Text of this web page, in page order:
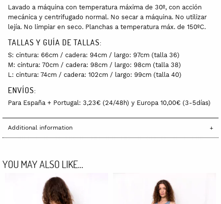
Lavado a máquina con temperatura máxima de 30º, con acción
mecánica y centrifugado normal. No secar a máquina. No utilizar
lejía. No limpiar en seco. Planchas a temperatura máx. de 150ºC.
TALLAS Y GUÍA DE TALLAS:
S: cintura: 66cm / cadera: 94cm / largo: 97cm (talla 36)
M: cintura: 70cm / cadera: 98cm / largo: 98cm (talla 38)
L: cintura: 74cm / cadera: 102cm / largo: 99cm (talla 40)
ENVÍOS:
Para España + Portugal: 3,23€ (24/48h) y Europa 10,00€ (3-5días)
Additional information
YOU MAY ALSO LIKE…